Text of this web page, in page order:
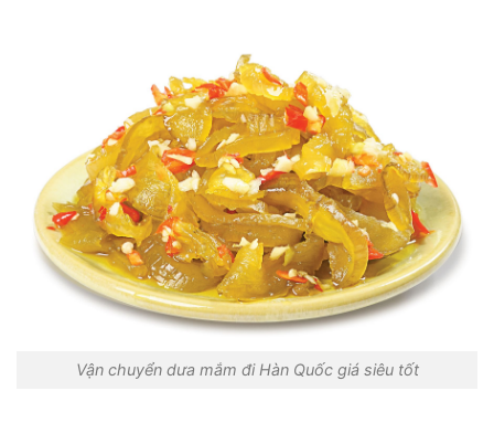
Vận chuyển dưa mắm đi Hàn Quốc giá siêu tốt